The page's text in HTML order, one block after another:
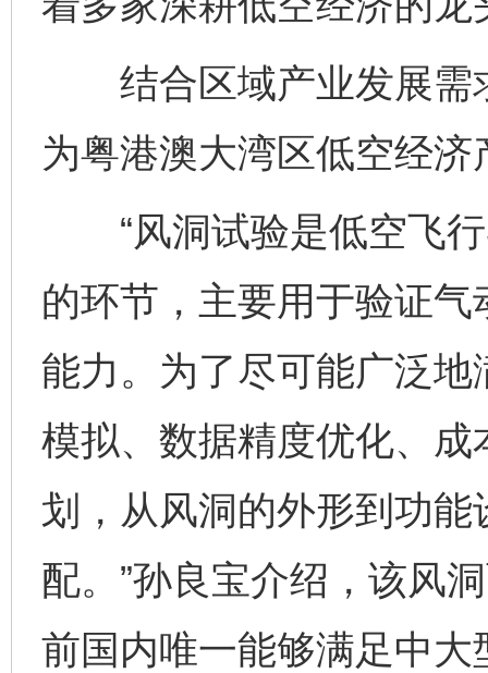
结合区域产业发展需
为粤港澳大湾区低空经济
“风洞试验是低空飞行
的环节，主要用于验证
能力。为了尽可能广泛
模拟、数据精度优化、
划，从风洞的外形到功
配。”孙良宝介绍，该风
前国内唯一能够满足中